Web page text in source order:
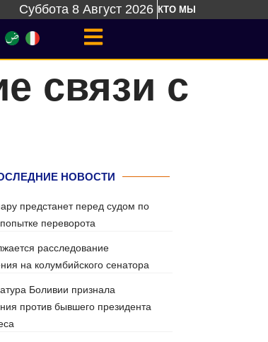
Суббота 8 Август 2026 КТО МЫ
связи с
НОВОСТИ
предстанет перед судом по
переворота
расследование
на колумбийского сенатора
Боливии признала
против бывшего президента